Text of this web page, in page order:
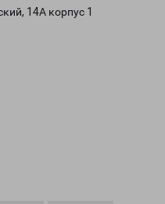
14А корпус 1